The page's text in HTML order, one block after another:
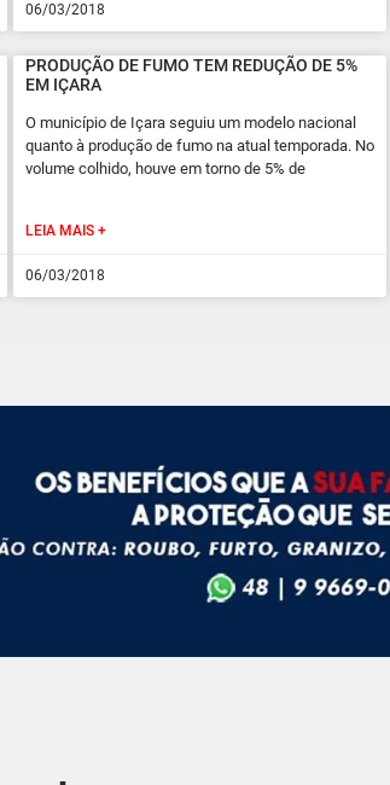
06/03/2018
PRODUÇÃO DE FUMO TEM REDUÇÃO DE 5%
EM IÇARA
O município de Içara seguiu um modelo nacional
quanto à produção de fumo na atual temporada. No
volume colhido, houve em torno de 5% de
LEIA MAIS +
06/03/2018